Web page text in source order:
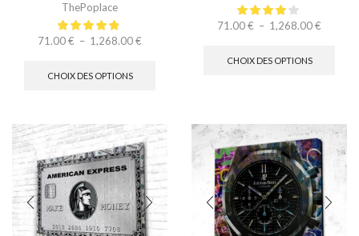
ThePoplace
71.00€ – 1,268.00€
CHOIX DES OPTIONS
71.00€ – 1,268.00€
CHOIX DES OPTIONS